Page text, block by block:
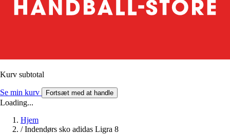
Kurv subtotal
Se min kurv Fortsæt med at handle
Loading...
Hjem
/ Indendørs sko adidas Ligra 8